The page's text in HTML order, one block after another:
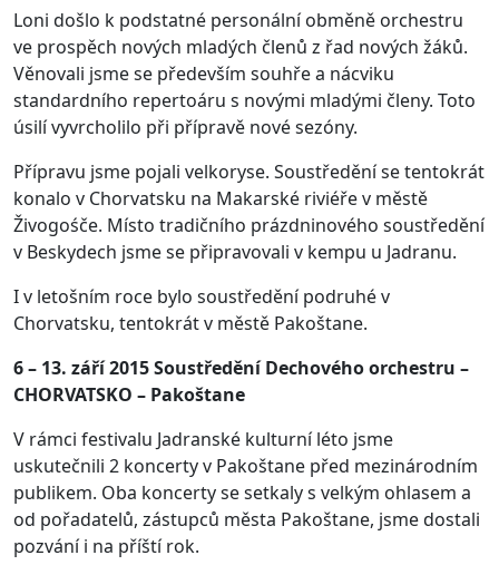
Loni došlo k podstatné personální obměně orchestru
ve prospěch nových mladých členů z řad nových žáků.
Věnovali jsme se především souhře a nácviku
standardního repertoáru s novými mladými členy. Toto
úsilí vyvrcholilo při přípravě nové sezóny.
Přípravu jsme pojali velkoryse. Soustředění se tentokrát
konalo v Chorvatsku na Makarské riviéře v městě
Živogośče. Místo tradičního prázdninového soustředění
v Beskydech jsme se připravovali v kempu u Jadranu.
I v letošním roce bylo soustředění podruhé v
Chorvatsku, tentokrát v městě Pakoštane.
6 – 13. září 2015 Soustředění Dechového orchestru –
CHORVATSKO – Pakoštane
V rámci festivalu Jadranské kulturní léto jsme
uskutečnili 2 koncerty v Pakoštane před mezinárodním
publikem. Oba koncerty se setkaly s velkým ohlasem a
od pořadatelů, zástupců města Pakoštane, jsme dostali
pozvání i na příští rok.